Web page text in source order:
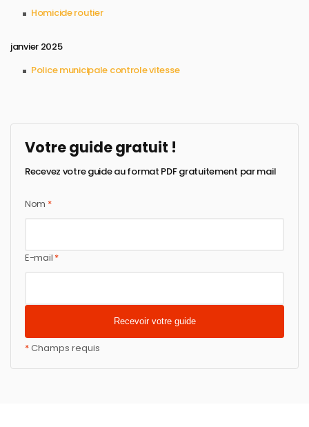
Homicide routier​
janvier 2025
Police municipale controle vitesse​
Votre guide gratuit !
Recevez votre guide au format PDF gratuitement par mail
Nom *
E-mail *
*Champs requis